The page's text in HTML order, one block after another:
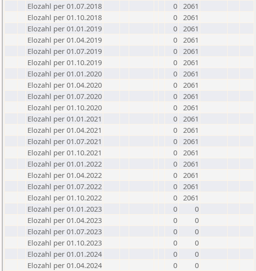
Elozahl per 01.07.2018
0 2061
Elozahl per 01.10.2018
0 2061
Elozahl per 01.01.2019
0 2061
Elozahl per 01.04.2019
0 2061
Elozahl per 01.07.2019
0 2061
Elozahl per 01.10.2019
0 2061
Elozahl per 01.01.2020
0 2061
Elozahl per 01.04.2020
0 2061
Elozahl per 01.07.2020
0 2061
Elozahl per 01.10.2020
0 2061
Elozahl per 01.01.2021
0 2061
Elozahl per 01.04.2021
0 2061
Elozahl per 01.07.2021
0 2061
Elozahl per 01.10.2021
0 2061
Elozahl per 01.01.2022
0 2061
Elozahl per 01.04.2022
0 2061
Elozahl per 01.07.2022
0 2061
Elozahl per 01.10.2022
0 2061
Elozahl per 01.01.2023
0
0
Elozahl per 01.04.2023
0
0
Elozahl per 01.07.2023
0
0
Elozahl per 01.10.2023
0
0
Elozahl per 01.01.2024
0
0
Elozahl per 01.04.2024
0 0